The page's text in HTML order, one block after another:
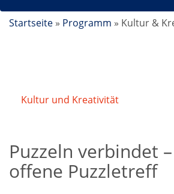
Startseite » Programm » Kultur &
Kultur und Kreativität
Puzzeln verbindet
offene Puzzletreff